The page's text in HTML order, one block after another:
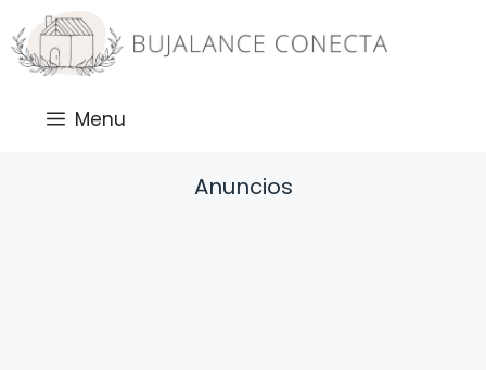
Saltar
al
contenido
Menu
Anuncios